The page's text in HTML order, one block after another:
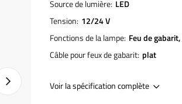
Photo suivante
Source de lumière LED
Tension 12/24 V
Fonctions de la lampe Feu de gabarit
Câble pour feux de gabarit plat
Voir la spécification complète